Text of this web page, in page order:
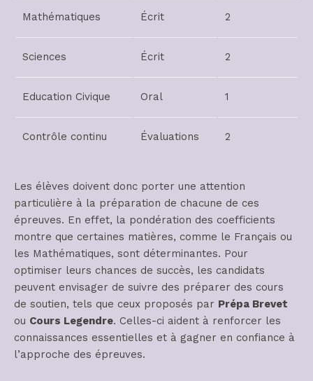
Mathématiques Écrit 2
Sciences Écrit 2
Education Civique Oral 1
Contrôle continu Évaluations 2
Les élèves doivent donc porter une attention
particulière à la préparation de chacune de ces
épreuves. En effet, la pondération des coefficients
montre que certaines matières, comme le Français ou
les Mathématiques, sont déterminantes. Pour
optimiser leurs chances de succès, les candidats
peuvent envisager de suivre des préparer des cours
de soutien, tels que ceux proposés par Prépa Brevet
ou Cours Legendre. Celles-ci aident à renforcer les
connaissances essentielles et à gagner en confiance à
l’approche des épreuves.